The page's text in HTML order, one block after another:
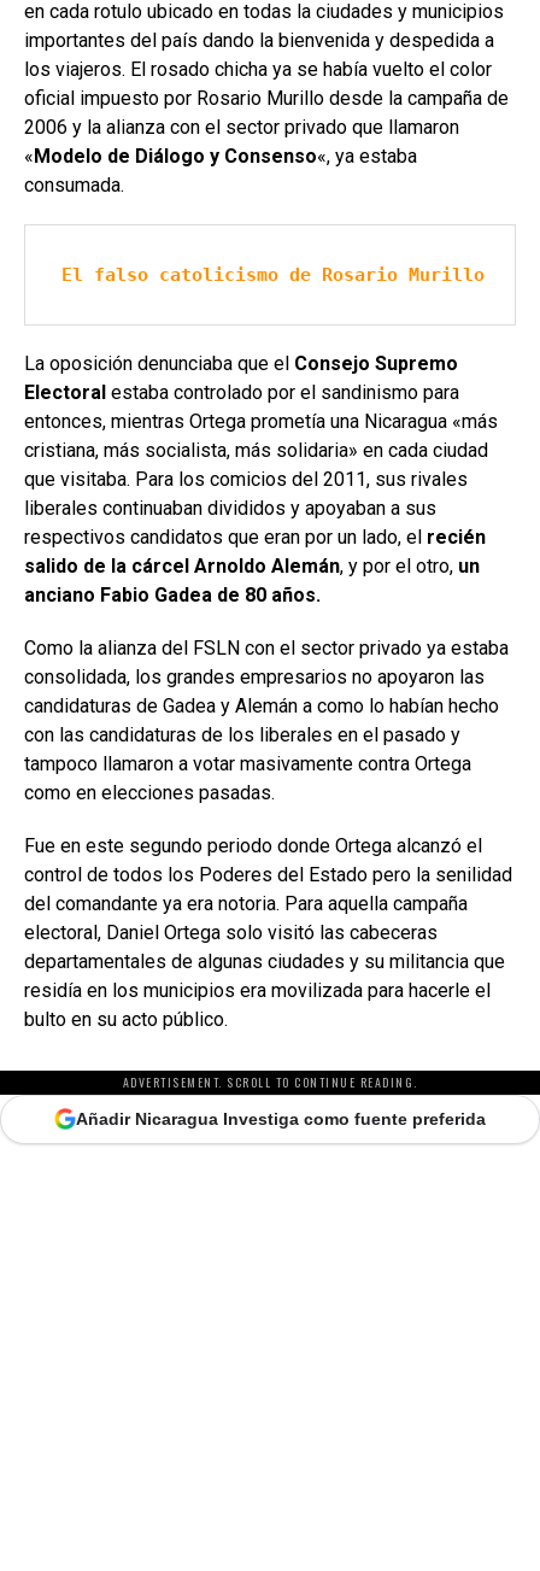
en cada rotulo ubicado en todas la ciudades y municipios
importantes del país dando la bienvenida y despedida a
los viajeros. El rosado chicha ya se había vuelto el color
oficial impuesto por Rosario Murillo desde la campaña de
2006 y la alianza con el sector privado que llamaron
«Modelo de Diálogo y Consenso«, ya estaba
consumada.
El falso catolicismo de Rosario Murillo
La oposición denunciaba que el Consejo Supremo
Electoral estaba controlado por el sandinismo para
entonces, mientras Ortega prometía una Nicaragua «más
cristiana, más socialista, más solidaria» en cada ciudad
que visitaba. Para los comicios del 2011, sus rivales
liberales continuaban divididos y apoyaban a sus
respectivos candidatos que eran por un lado, el recién
salido de la cárcel Arnoldo Alemán, y por el otro, un
anciano Fabio Gadea de 80 años.
Como la alianza del FSLN con el sector privado ya estaba
consolidada, los grandes empresarios no apoyaron las
candidaturas de Gadea y Alemán a como lo habían hecho
con las candidaturas de los liberales en el pasado y
tampoco llamaron a votar masivamente contra Ortega
como en elecciones pasadas.
Fue en este segundo periodo donde Ortega alcanzó el
control de todos los Poderes del Estado pero la senilidad
del comandante ya era notoria. Para aquella campaña
electoral, Daniel Ortega solo visitó las cabeceras
departamentales de algunas ciudades y su militancia que
residía en los municipios era movilizada para hacerle el
bulto en su acto público.
ADVERTISEMENT. SCROLL TO CONTINUE READING.
Añadir Nicaragua Investiga como fuente preferida